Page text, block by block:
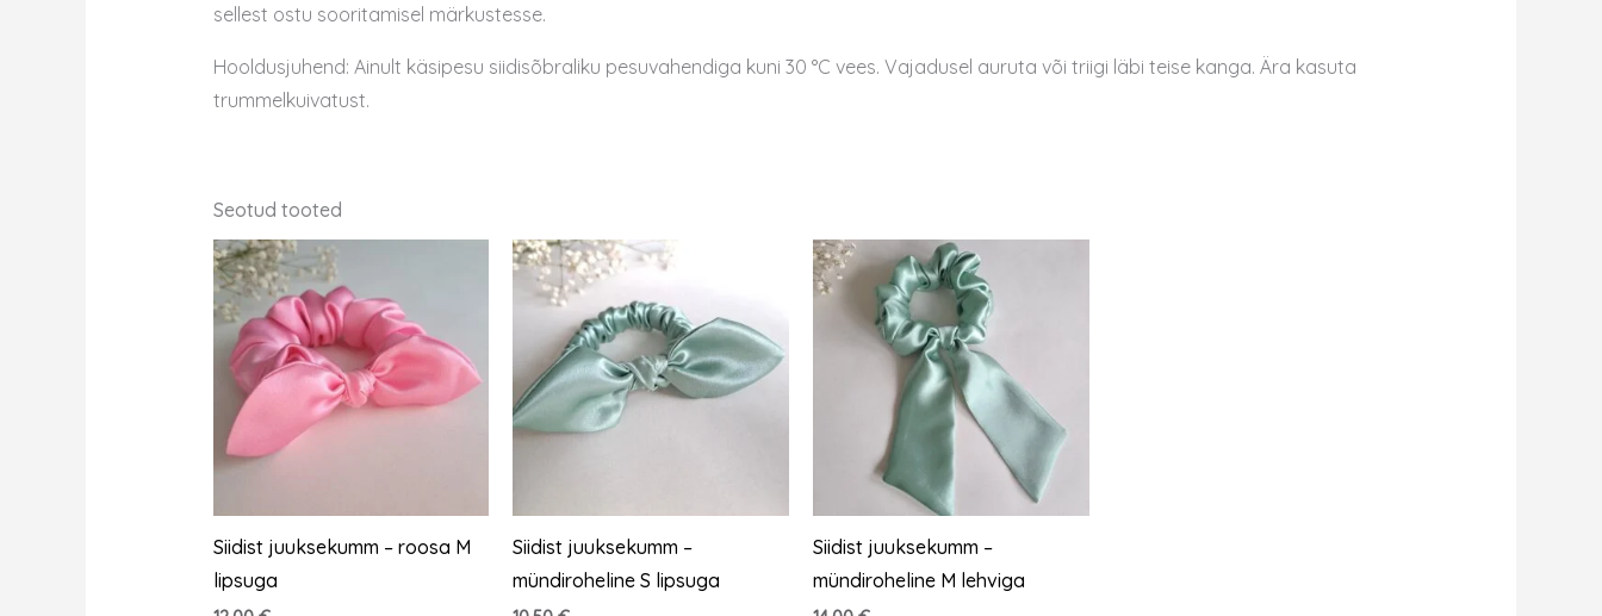
sellest ostu sooritamisel märkustesse.
Hooldusjuhend: Ainult käsipesu siidisõbraliku pesuvahendiga kuni 30 °C vees. Vajadusel auruta või triigi läbi teise kanga. Ära kasuta
trummelkuivatust.
Seotud tooted
Siidist juuksekumm – roosa M
lipsuga
Siidist juuksekumm –
mündiroheline S lipsuga
Siidist juuksekumm –
mündiroheline M lehviga